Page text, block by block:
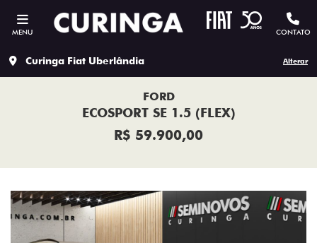
MENU CONTATO
Curinga Fiat Uberlândia Alterar
FORD
ECOSPORT SE 1.5 (FLEX)
R$ 59.900,00